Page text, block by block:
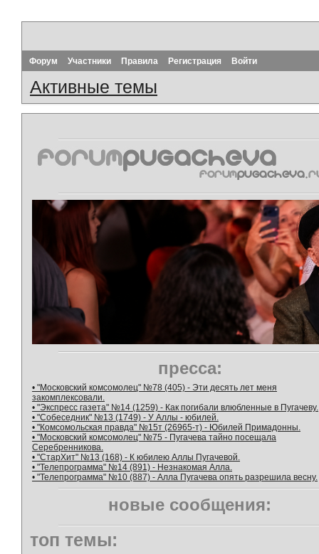
Форум Участники Правила Регистрация Войти
Активные темы
пресса:
• "Московский комсомолец" №78 (405) - Эти десять лет меня
закомплексовали.
• "Экспресс газета" №14 (1259) - Как погибали влюбленные в Пугачеву.
• "Собеседник" №13 (1749) - У Аллы - юбилей.
• "Комсомольская правда" №15т (26965-т) - Юбилей Примадонны.
• "Московский комсомолец" №75 - Пугачева тайно посещала
Серебренникова.
• "СтарХит" №13 (168) - К юбилею Аллы Пугачевой.
• "Телепрограмма" №14 (891) - Незнакомая Алла.
• "Телепрограмма" №10 (887) - Алла Пугачева опять разрешила весну.
новые сообщения:
топ темы: